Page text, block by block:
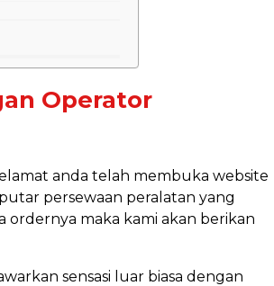
Operator
anda telah membuka website
persewaan peralatan yang
ordernya maka kami akan berikan
sensasi luar biasa dengan